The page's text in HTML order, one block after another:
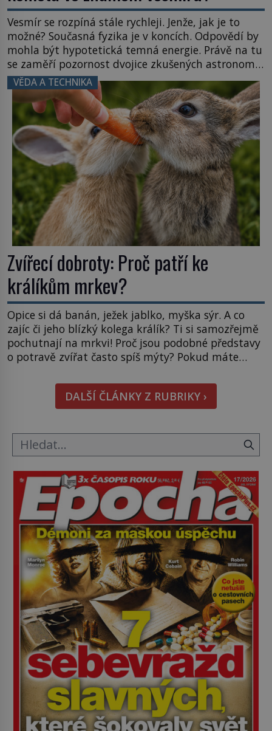
Vesmír se rozpíná stále rychleji. Jenže, jak je to
možné? Současná fyzika je v koncích. Odpovědí by
mohla být hypotetická temná energie. Právě na tu
se zaměří pozornost dvojice zkušených astronomů.
Namísto ní ale objeví něco mnohem
hmatatelnějšího. Naprosto rekordní kometu!
Astronomové Pedro Bernardinelli a Gary Bernstein
mravenčí prací zkoumají archivní snímky v rámci
Průzkumu temné energie […]
VĚDA A TECHNIKA
Zvířecí dobroty: Proč patří ke
králíkům mrkev?
Opice si dá banán, ježek jablko, myška sýr. A co
zajíc či jeho blízký kolega králík? Ti si samozřejmě
pochutnají na mrkvi! Proč jsou podobné představy
o potravě zvířat často spíš mýty? Pokud máte
i bude chutnat, ovšem měl by ji mít jen jako
občasný pamlsek. […]DALŠÍ ČLÁNKY Z RUBRIKY ›